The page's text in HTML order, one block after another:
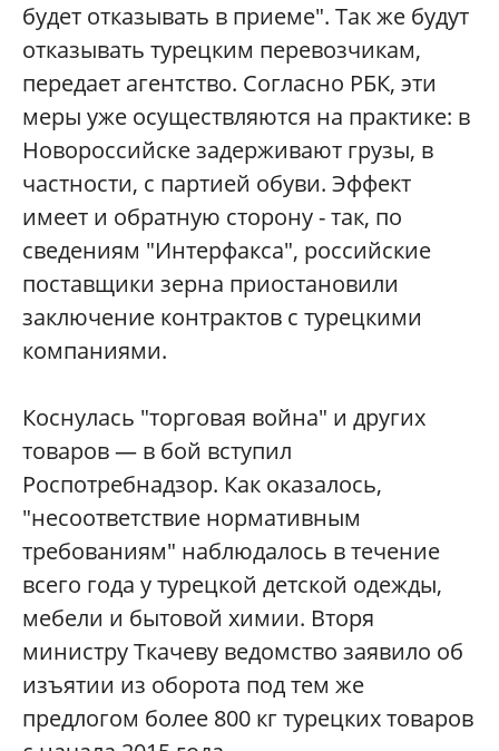
будет отказывать в приеме". Так же будут
отказывать турецким перевозчикам,
передает агентство. Согласно РБК, эти
меры уже осуществляются на практике: в
Новороссийске задерживают грузы, в
частности, с партией обуви. Эффект
имеет и обратную сторону - так, по
сведениям "Интерфакса", российские
поставщики зерна приостановили
заключение контрактов с турецкими
компаниями.
Коснулась "торговая война" и других
товаров — в бой вступил
Роспотребнадзор. Как оказалось,
"несоответствие нормативным
требованиям" наблюдалось в течение
всего года у турецкой детской одежды,
мебели и бытовой химии. Вторя
министру Ткачеву ведомство заявило об
изъятии из оборота под тем же
предлогом более 800 кг турецких товаров